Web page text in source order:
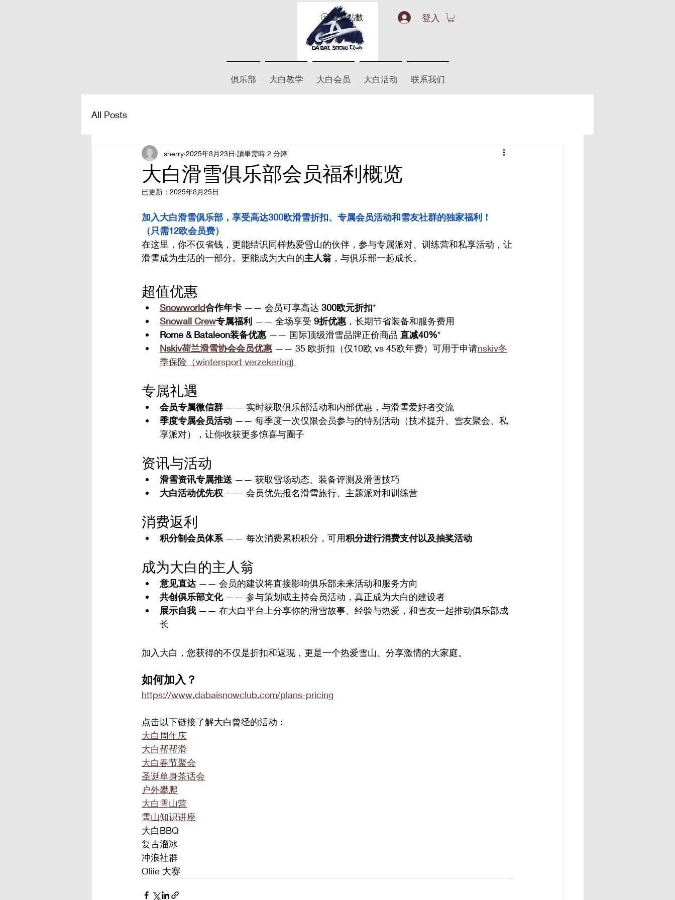
查看點數 登入
俱乐部 大白教学 大白会员 大白活动 联系我们
All Posts
大白滑雪俱乐部会员福利概览
sherry 2025年8月23日 讀畢需時 2 分鐘
已更新： 2025年8月25日
加入大白滑雪俱乐部，享受高达300欧滑雪折扣、专属会员活动和雪友社群的独家福利！
（只需12欧会员费）
在这里，你不仅省钱，更能结识同样热爱雪山的伙伴，参与专属派对、训练营和私享活动，让
滑雪成为生活的一部分。更能成为大白的主人翁 ，与俱乐部一起成长。
超值优惠
Snowworld合作年卡 —— 会员可享高达 300欧元折扣*
Snowall Crew专属福利 —— 全场享受 9折优惠 ，长期节省装备和服务费用
Rome & Bataleon装备优惠 —— 国际顶级滑雪品牌正价商品 直减40%*
Nskiv荷兰滑雪协会会员优惠 —— 35 欧折扣（仅10欧 vs 45欧年费）可用于申请nskiv冬
季保险（wintersport verzekering)
专属礼遇
会员专属微信群 —— 实时获取俱乐部活动和内部优惠，与滑雪爱好者交流
季度专属会员活动 —— 每季度一次仅限会员参与的特别活动（技术提升、雪友聚会、私
享派对），让你收获更多惊喜与圈子
资讯与活动
滑雪资讯专属推送 —— 获取雪场动态、装备评测及滑雪技巧
大白活动优先权 —— 会员优先报名滑雪旅行、主题派对和训练营
消费返利
积分制会员体系 —— 每次消费累积积分，可用积分进行消费支付以及抽奖活动
成为大白的主人翁
意见直达 —— 会员的建议将直接影响俱乐部未来活动和服务方向
共创俱乐部文化 —— 参与策划或主持会员活动，真正成为大白的建设者
展示自我 —— 在大白平台上分享你的滑雪故事、经验与热爱，和雪友一起推动俱乐部成
长
加入大白，您获得的不仅是折扣和返现，更是一个热爱雪山、分享激情的大家庭。
如何加入？
https://www.dabaisnowclub.com/plans-pricing
点击以下链接了解大白曾经的活动：
大白周年庆
大白帮帮滑
大白春节聚会
圣诞单身茶话会
户外攀爬
大白雪山营
雪山知识讲座
大白BBQ
复古溜冰
冲浪社群
Oliie 大赛